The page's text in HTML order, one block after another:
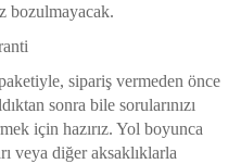
bozulmayacak.
sipariş vermeden önce
sonra bile sorularınızı
için hazırız. Yol boyunca
veya diğer aksaklıklarla